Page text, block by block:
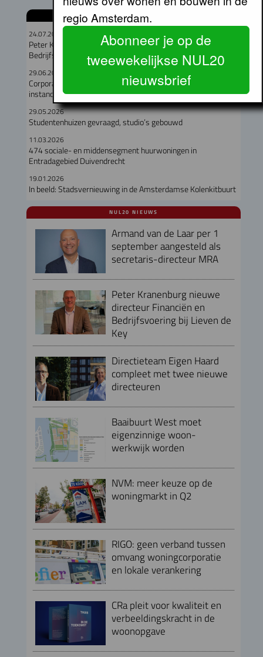
GERELATEERDE ARTIKELEN
24.07.2026
Peter Kranenburg nieuwe directeur Financiën en
Bedrijfsvoering bij Lieven de Key
29.06.2026
Corporaties gaven recordbedrag uit aan nieuwbouw en
instandhouding
29.05.2026
Studentenhuizen gevraagd, studio’s gebouwd
11.03.2026
474 sociale- en middensegment huurwoningen in
Entradagebied Duivendrecht
19.01.2026
In beeld: Stadsvernieuwing in de Amsterdamse Kolenkitbuurt
NUL20 NIEUWS
Armand van de Laar per 1
september aangesteld als
secretaris-directeur MRA
Peter Kranenburg nieuwe
directeur Financiën en
Bedrijfsvoering bij Lieven de
Key
Directieteam Eigen Haard
compleet met twee nieuwe
directeuren
Baaibuurt West moet
eigenzinnige woon-
werkwijk worden
NVM: meer keuze op de
woningmarkt in Q2
RIGO: geen verband tussen
omvang woningcorporatie
en lokale verankering
CRa pleit voor kwaliteit en
verbeeldingskracht in de
woonopgave
regio Amsterdam.
Abonneer je op de
tweewekelijkse NUL20
nieuwsbrief